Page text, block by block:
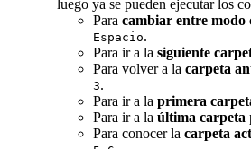
luego ya se pueden ejecutar los
Para cambiar entre modo
Espacio.
Para ir a la siguiente
Para volver a la carpeta
3.
Para ir a la primera
Para ir a la última carpeta
Para conocer la carpeta